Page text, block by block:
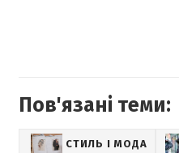
Пов'язані теми:
СТИЛЬ І МОДА